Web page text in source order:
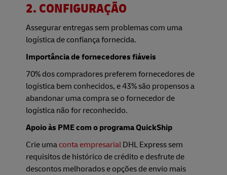
2. CONFIGURAÇÃO
Assegurar entregas sem problemas com uma
logística de confiança fornecida.
Importância de fornecedores fiáveis
70% dos compradores preferem fornecedores de
logística bem conhecidos, e 43% são propensos a
abandonar uma compra se o fornecedor de
logística não for reconhecido.
Apoio às PME com o programa QuickShip
Crie uma conta empresarial DHL Express sem
requisitos de histórico de crédito e desfrute de
descontos melhorados e opções de envio mais